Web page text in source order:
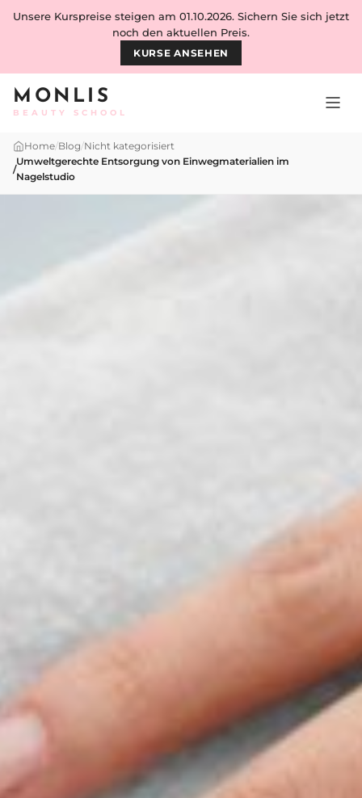
Skip to content
MONLIS
BEAUTY SCHOOL
Unsere Kurspreise steigen am 01.10.2026. Sichern Sie sich jetzt
noch den aktuellen Preis.
KURSE ANSEHEN
Home/Blog/Nicht kategorisiert
/
Umweltgerechte Entsorgung von Einwegmaterialien im
Nagelstudio